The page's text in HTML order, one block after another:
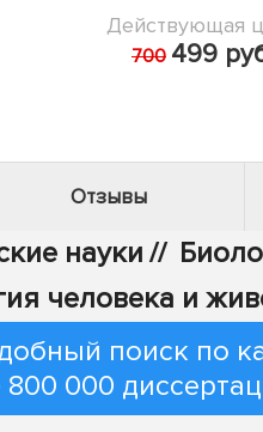
Действующая
700 499
Отзывы
науки //
человека и
поиск по
800 000